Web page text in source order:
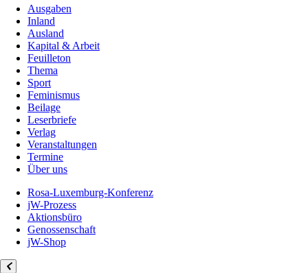
Ausgaben
Inland
Ausland
Kapital & Arbeit
Feuilleton
Thema
Sport
Feminismus
Beilage
Leserbriefe
Verlag
Veranstaltungen
Termine
Über uns
Rosa-Luxemburg-Konferenz
jW-Prozess
Aktionsbüro
Genossenschaft
jW-Shop